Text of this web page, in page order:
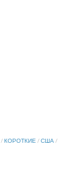
/КОРОТКИЕ/США/